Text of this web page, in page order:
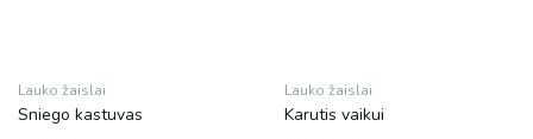
Lauko žaislai
Sniego kastuvas
Lauko žaislai
Karutis vaikui